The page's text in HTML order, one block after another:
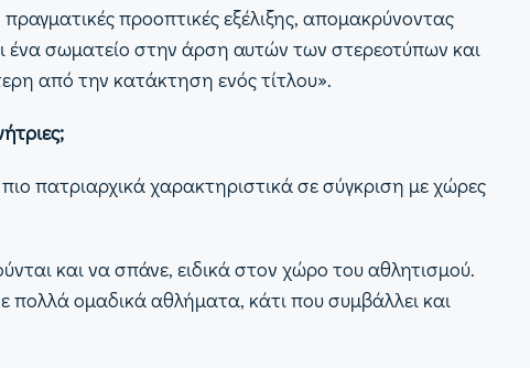
προοπτικές εξέλιξης, απομακρύνοντας
ένα σωματείο στην άρση αυτών των στερεοτύπων και
από την κατάκτηση ενός τίτλου».
πατριαρχικά χαρακτηριστικά σε σύγκριση με χώρες
και να σπάνε, ειδικά στον χώρο του αθλητισμού.
πολλά ομαδικά αθλήματα, κάτι που συμβάλλει και